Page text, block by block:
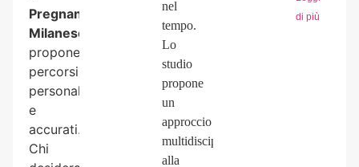
Pregnana
Milanese
propone
percorsi
personalizzati
e
accurati.
Chi
nel
tempo.
Lo
studio
propone
un
approccio
multidisciplinare
alla
di più